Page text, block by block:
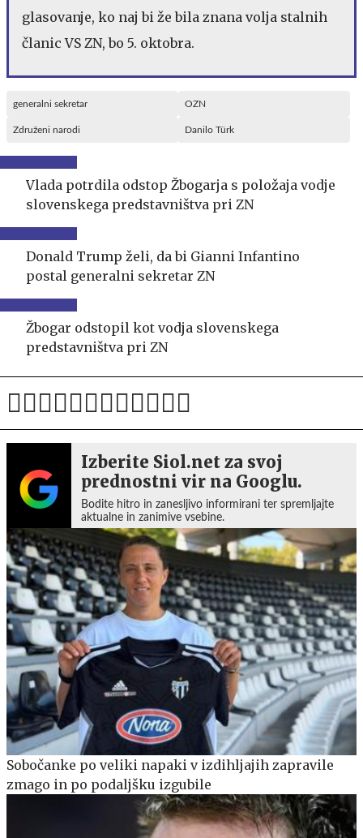
glasovanje, ko naj bi že bila znana volja stalnih
članic VS ZN, bo 5. oktobra.
generalni sekretar OZN
Združeni narodi Danilo Türk
Vlada potrdila odstop Žbogarja s položaja vodje
slovenskega predstavništva pri ZN
Donald Trump želi, da bi Gianni Infantino
postal generalni sekretar ZN
Žbogar odstopil kot vodja slovenskega
predstavništva pri ZN
Izberite Siol.net za svoj
prednostni vir na Googlu.
Bodite hitro in zanesljivo informirani ter spremljajte
aktualne in zanimive vsebine.
Sobočanke po veliki napaki v izdihljajih zapravile
zmago in po podaljšku izgubile